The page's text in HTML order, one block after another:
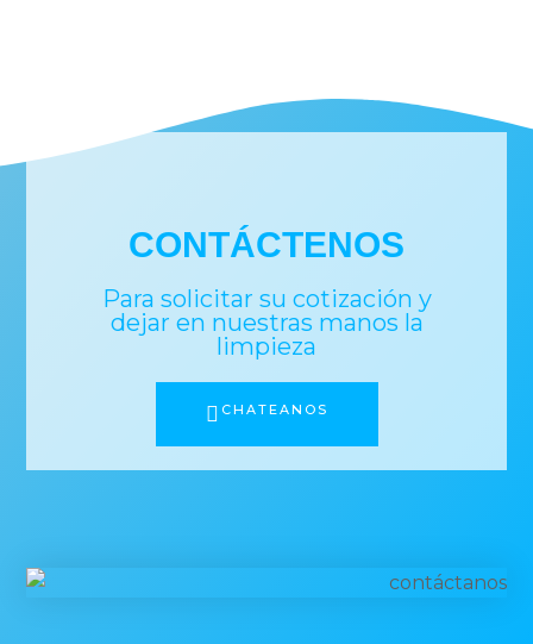
CONTÁCTENOS
Para solicitar su cotización y
dejar en nuestras manos la
limpieza
CHATEANOS